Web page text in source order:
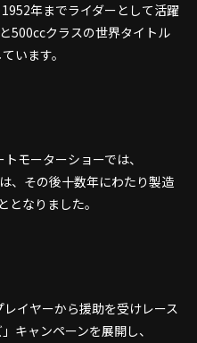
年までライダーとして活躍
500ccクラスの世界タイトル
います。
モーターショーでは、
、その後十数年にわたり製造
なりました。
イヤーから援助を受けレース
キャンペーンを展開し、